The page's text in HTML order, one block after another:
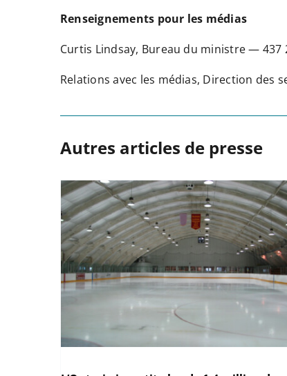
Renseignements pour les médias
Curtis Lindsay, Bureau du ministre — 437
Relations avec les médias, Direction des
Autres articles de presse